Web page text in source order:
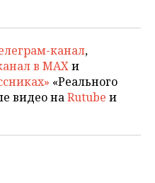
канал,
в MAXи
«Реального
видео наRutube и